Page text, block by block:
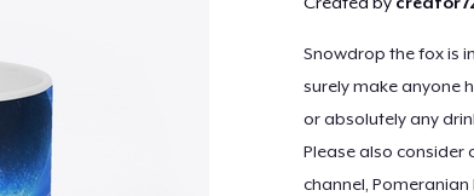
Snowdrop the fox is
surely make anyone
or absolutely any
Please also consider
channel, Pomeranian